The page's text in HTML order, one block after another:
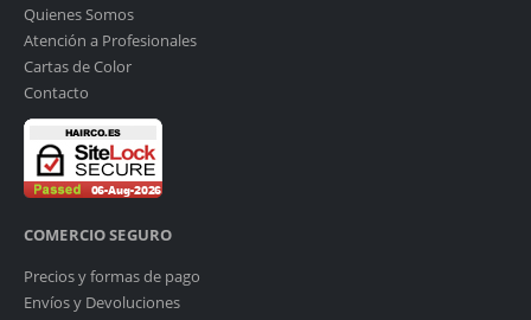
Quienes Somos
Atención a Profesionales
Cartas de Color
Contacto
COMERCIO SEGURO
Precios y formas de pago
Envíos y Devoluciones